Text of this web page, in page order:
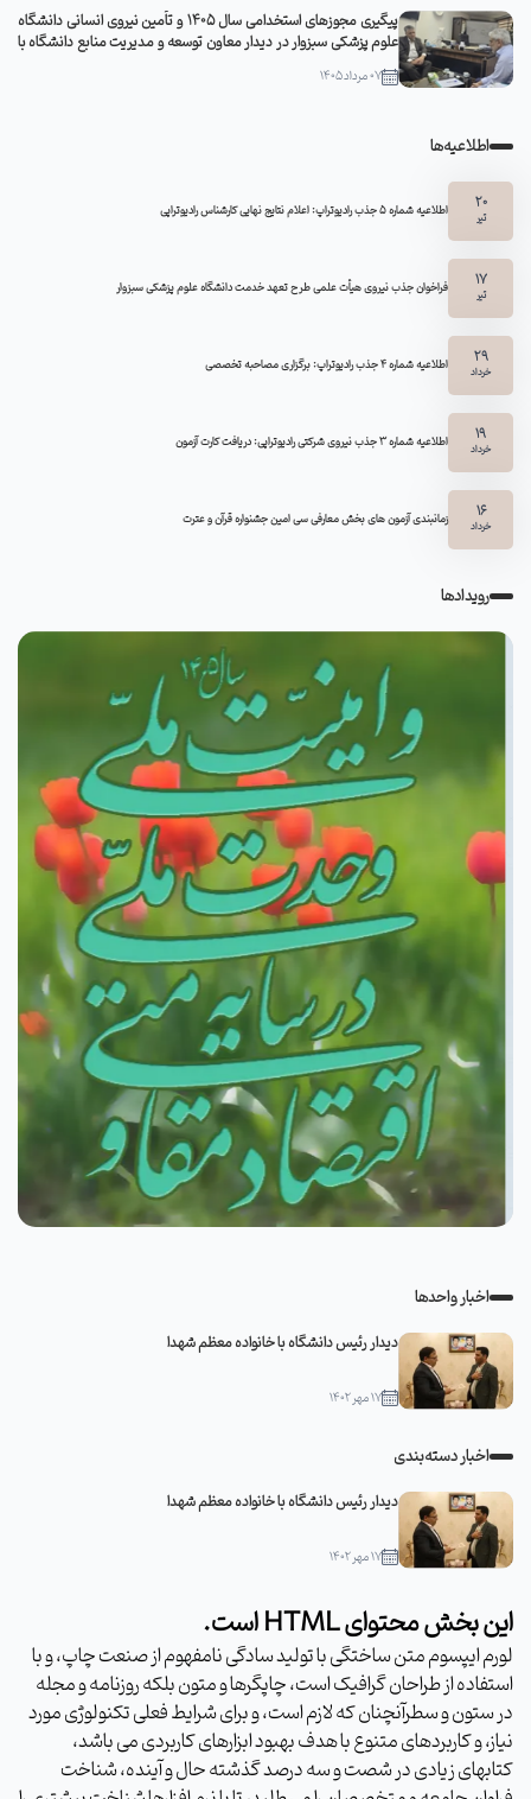
پیگیری مجوزهای استخدامی سال ۱۴۰۵ و تأمین نیروی انسانی دانشگاه
علوم پزشکی سبزوار در دیدار معاون توسعه و مدیریت منابع دانشگاه با
مدیرکل منابع انسانی وزارت بهداشت
07 مرداد 1405
اطلاعیه‌ها
20
تیر اطلاعیه شماره 5 جذب رادیوتراپ: اعلام نتایج نهایی کارشناس رادیوتراپی
17
تیر فراخوان جذب نیروی هیأت علمی طرح تعهد خدمت دانشگاه علوم پزشکی سبزوار
29
خرداد اطلاعیه شماره ۴ جذب رادیوتراپ: برگزاری مصاحبه تخصصی
19
خرداد اطلاعیه شماره 3 جذب نیروی شرکتی رادیوتراپی: دریافت کارت آزمون
16
خرداد زمانبندی آزمون های بخش معارفی سی امین جشنواره قرآن و عترت
رویدادها
اخبار واحدها
دیدار رئیس دانشگاه با خانواده معظم شهدا
۱۷ مهر ۱۴۰۲
اخبار دسته‌بندی
دیدار رئیس دانشگاه با خانواده معظم شهدا
۱۷ مهر ۱۴۰۲
این بخش محتوای HTML است.
لورم ایپسوم متن ساختگی با تولید سادگی نامفهوم از صنعت چاپ، و با
استفاده از طراحان گرافیک است، چاپگرها و متون بلکه روزنامه و مجله
در ستون و سطرآنچنان که لازم است، و برای شرایط فعلی تکنولوژی مورد
نیاز، و کاربردهای متنوع با هدف بهبود ابزارهای کاربردی می باشد،
کتابهای زیادی در شصت و سه درصد گذشته حال و آینده، شناخت